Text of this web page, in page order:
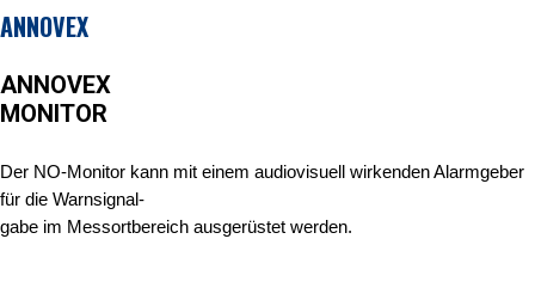
ANNOVEX
ANNOVEX
MONITOR
Der NO-Monitor kann mit einem audiovisuell wirkenden Alarmgeber
für die Warnsignal-
gabe im Messortbereich ausgerüstet werden.